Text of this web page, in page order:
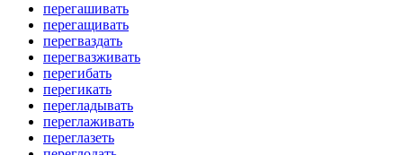
перегашивать
перегащивать
перегваздать
перегвазживать
перегибать
перегикать
перегладывать
переглаживать
переглазеть